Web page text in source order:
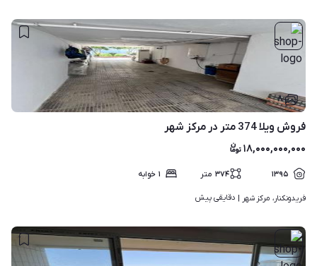
۸
فروش ویلا 374 متر در مرکز شهر
۱۸,۰۰۰,۰۰۰,۰۰۰
۱۳۹۵ ۳۷۴ متر ۱ خوابه
فریدونکنار، مرکز شهر | دقایقی پیش